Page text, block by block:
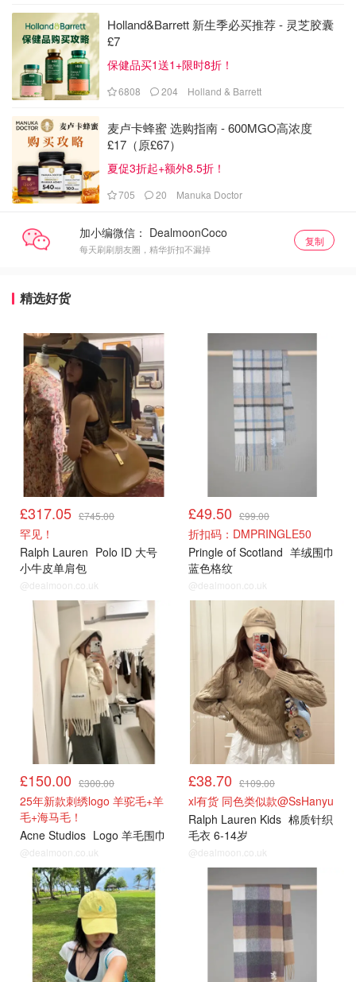
Holland&Barrett 新生季必买推荐 - 灵芝胶囊
£7
保健品买1送1+限时8折！
6808 204 Holland & Barrett
麦卢卡蜂蜜 选购指南 - 600MGO高浓度
£17（原£67）
夏促3折起+额外8.5折！
705 20 Manuka Doctor
加小编微信：
每天刷刷朋友圈，精华折扣不漏掉
复制
精选好货
£317.05 £745.00
罕见！
Ralph Lauren Polo ID 大号
小牛皮单肩包
@dealmoon.co.uk
£49.50 £99.00
折扣码：DMPRINGLE50
Pringle of Scotland 羊绒围巾
蓝色格纹
@dealmoon.co.uk
£150.00 £300.00
25年新款刺绣logo 羊驼毛+羊
毛+海马毛！
Acne Studios Logo 羊毛围巾
@dealmoon.co.uk
£38.70 £109.00
xl有货 同色类似款@SsHanyu
Ralph Lauren Kids 棉质针织
毛衣 6-14岁
@dealmoon.co.uk